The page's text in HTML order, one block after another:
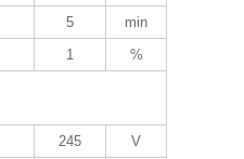
5
min
1 %
245
V